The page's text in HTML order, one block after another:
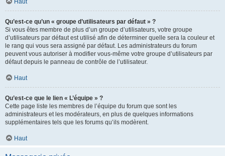
Haut
Qu’est-ce qu’un « groupe d’utilisateurs par défaut » ?
Si vous êtes membre de plus d’un groupe d’utilisateurs, votre groupe
d’utilisateurs par défaut est utilisé afin de déterminer quelle sera la couleur et
le rang qui vous sera assigné par défaut. Les administrateurs du forum
peuvent vous autoriser à modifier vous-même votre groupe d’utilisateurs par
défaut depuis le panneau de contrôle de l’utilisateur.
Haut
Qu’est-ce que le lien « L’équipe » ?
Cette page liste les membres de l’équipe du forum que sont les
administrateurs et les modérateurs, en plus de quelques informations
supplémentaires tels que les forums qu’ils modèrent.
Haut